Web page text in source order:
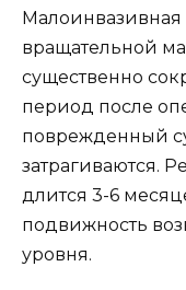
Малоинвазивная
вращательной
существенно
период после
поврежденный
затрагиваются.
длится 3-6
подвижность
уровня.